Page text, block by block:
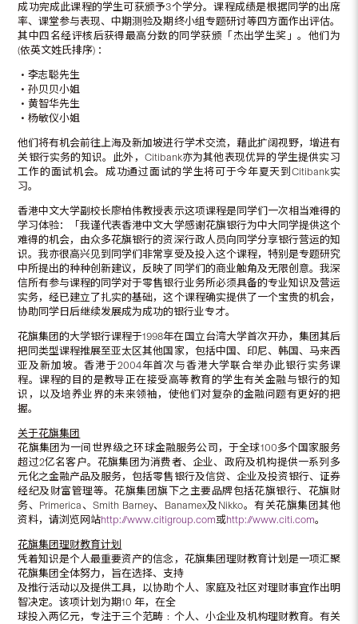
成功完成此课程的学生可获颁予3个学分。课程成绩是根据同学的出席
率、课堂参与表现、中期测验及期终小组专题研讨等四方面作出评估。
其中四名经评核后获得最高分数的同学获颁「杰出学生奖」。他们为
(依英文姓氏排序) ：
‧李志聪先生
‧孙贝贝小姐
‧黄智华先生
‧杨敏仪小姐
他们将有机会前往上海及新加坡进行学术交流，藉此扩阔视野，增进有
关银行实务的知识。此外，Citibank亦为其他表现优异的学生提供实习
工作的面试机会。成功通过面试的学生将可于今年夏天到Citibank实
习。
香港中文大学副校长廖柏伟教授表示这项课程是同学们一次相当难得的
学习体验：「我谨代表香港中文大学感谢花旗银行为中大同学提供这个
难得的机会，由众多花旗银行的资深行政人员向同学分享银行营运的知
识。我亦很高兴见到同学们非常享受及投入这个课程，特别是专题研究
中所提出的种种创新建议，反映了同学们的商业触角及无限创意。我深
信所有参与课程的同学对于零售银行业务所必须具备的专业知识及营运
实务，经已建立了扎实的基础，这个课程确实提供了一个宝贵的机会，
协助同学日后继续发展成为成功的银行业专才。
花旗集团的大学银行课程于1998年在国立台湾大学首次开办，集团其后
把同类型课程推展至亚太区其他国家，包括中国、印尼、韩国、马来西
亚及新加坡。香港于2004年首次与香港大学联合举办此银行实务课
程。课程的目的是教导正在接受高等教育的学生有关金融与银行的知
识，以及培养业界的未来领袖，使他们对复杂的金融问题有更好的把
握。
关于花旗集团
花旗集团为一间世界级之环球金融服务公司，于全球100多个国家服务
超过2亿名客户。花旗集团为消费者、企业、政府及机构提供一系列多
元化之金融产品及服务，包括零售银行及信贷、企业及投资银行、证券
经纪及财富管理等。花旗集团旗下之主要品牌包括花旗银行、花旗财
务、Primerica、Smith Barney、Banamex及Nikko。有关花旗集团其他
资料，请浏览网站http://www.citigroup.com或http://www.citi.com。
花旗集团理财教育计划
凭着知识是个人最重要资产的信念，花旗集团理财教育计划是一项汇聚
花旗集团全体努力，旨在选择、支持
及推行活动以及提供工具，以协助个人、家庭及社区对理财事宜作出明
智决定。该项计划为期10 年，在全
球投入两亿元，专注于三个范畴﹕个人、小企业及机构理财教育。有关